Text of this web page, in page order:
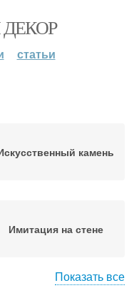
статьи
камень
Имитация на стене
Показать все